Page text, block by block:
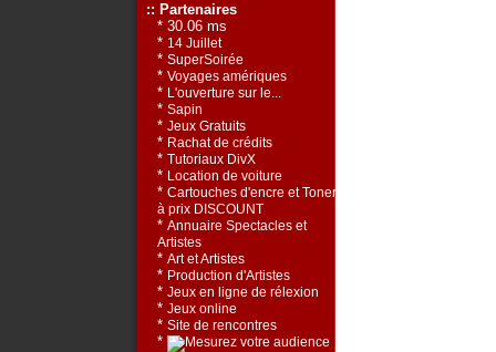
:: Partenaires
* 30.06 ms
* 14 Juillet
* SuperSoirée
* Voyages amériques
* L'ouverture sur le...
* Sapin
* Jeux Gratuits
* Rachat de crédits
* Tutoriaux DivX
* Location de voiture
* Cartouches d'encre et Toners
à prix DISCOUNT
* Annuaire Spectacles et
Artistes
* Art et Artistes
* Production d'Artistes
* Jeux en ligne de rélexion
* Jeux online
* Site de rencontres
*